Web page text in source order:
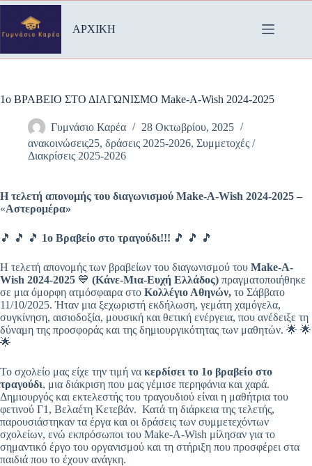
Μετάβαση
περιεχόμενο
ΑΡΧΙΚΗ
1ο ΒΡΑΒΕΙΟ ΣΤΟ ΔΙΑΓΩΝΙΣΜΟ Make-A-Wish 2024-2025
Γυμνάσιο Καρέα
28 Οκτωβρίου, 2025
ανακοινώσεις25, δράσεις 2025-2026, Συμμετοχές /
Διακρίσεις 2025-2026
Η τελετή απονομής του διαγωνισμού Make-A-Wish 2024-2025 –
«Αστερομέρα»
🎵 🎵 🎵 1ο Βραβείο στο τραγούδι!!! 🎵 🎵 🎵
Η τελετή απονομής των βραβείων του διαγωνισμού του Make-A-
Wish 2024-2025 💙 (Κάνε-Μια-Ευχή Ελλάδος) πραγματοποιήθηκε
σε μια όμορφη ατμόσφαιρα στο Κολλέγιο Αθηνών, το Σάββατο
11/10/2025. Ήταν μια ξεχωριστή εκδήλωση, γεμάτη χαμόγελα,
συγκίνηση, αισιοδοξία, μουσική και θετική ενέργεια, που ανέδειξε τη
δύναμη της προσφοράς και της δημιουργικότητας των μαθητών. 🌟 🌟
🌟
Το σχολείο μας είχε την τιμή να κερδίσει το 1ο βραβείο στο
τραγούδι, μια διάκριση που μας γέμισε περηφάνια και χαρά.
Δημιουργός και εκτελεστής του τραγουδιού είναι η μαθήτρια του
φετινού Γ1, Βελαέτη Κετεβάν. Κατά τη διάρκεια της τελετής,
παρουσιάστηκαν τα έργα και οι δράσεις των συμμετεχόντων
σχολείων, ενώ εκπρόσωποι του Make-A-Wish μίλησαν για το
σημαντικό έργο του οργανισμού και τη στήριξη που προσφέρει στα
παιδιά που το έχουν ανάγκη.